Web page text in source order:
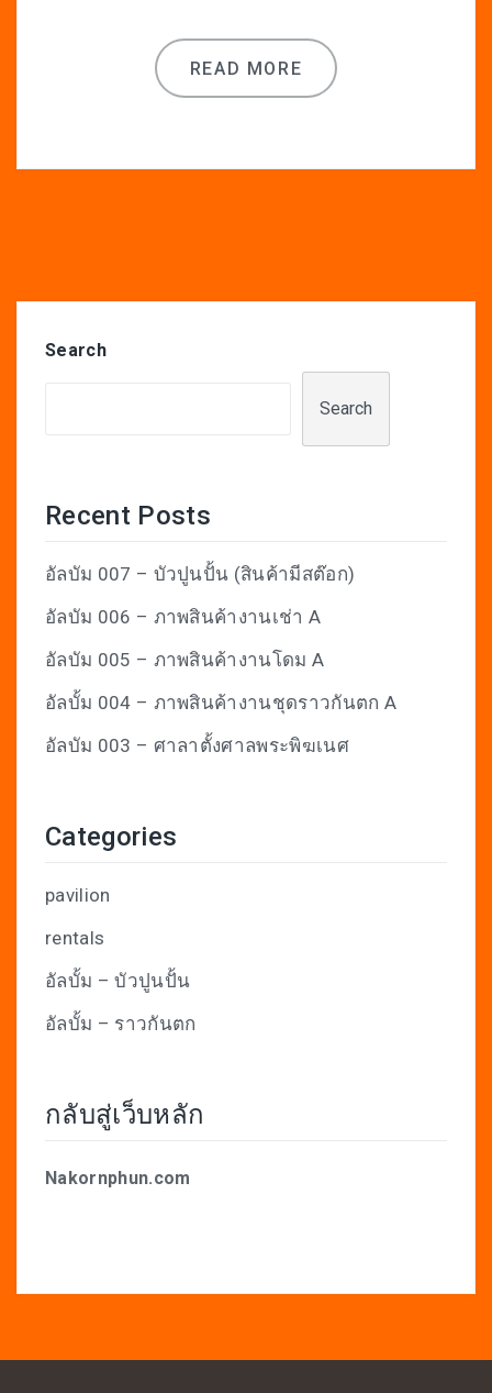
READ MORE
Search
Search
Recent Posts
อัลบัม 007 – บัวปูนปั้น (สินค้ามีสต๊อก)
อัลบัม 006 – ภาพสินค้างานเช่า A
อัลบัม 005 – ภาพสินค้างานโดม A
อัลบั้ม 004 – ภาพสินค้างานชุดราวกันตก A
อัลบัม 003 – ศาลาตั้งศาลพระพิฆเนศ
Categories
pavilion
rentals
อัลบั้ม – บัวปูนปั้น
อัลบั้ม – ราวกันตก
กลับสู่เว็บหลัก
Nakornphun.com